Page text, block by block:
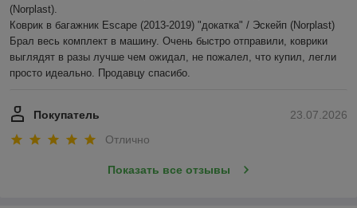
(Norplast).
Коврик в багажник Escape (2013-2019) "докатка" / Эскейп (Norplast)
Брал весь комплект в машину. Очень быстро отправили, коврики
выглядят в разы лучше чем ожидал, не пожалел, что купил, легли
просто идеально. Продавцу спасибо.
23.07.2026
Покупатель
Отлично
Показать все отзывы